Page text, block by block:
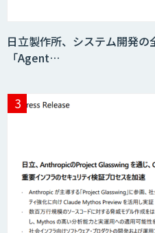
日立製作所、システム開発
「Agent…